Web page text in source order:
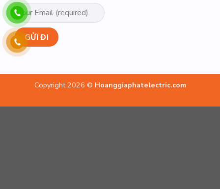
Copyright 2026 © Hoanggiaphatelectric.com